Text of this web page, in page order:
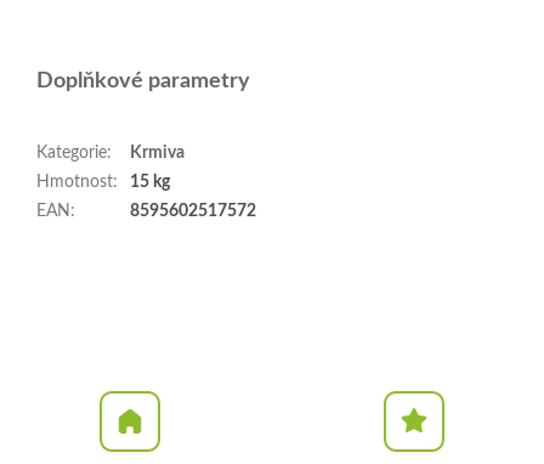
Doplňkové parametry
Kategorie:
Krmiva
Hmotnost:
15 kg
EAN : 8595602517572